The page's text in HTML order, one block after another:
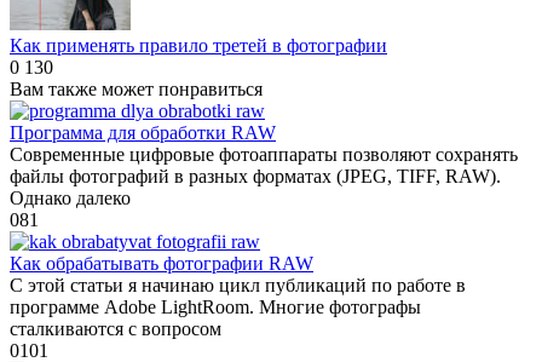
Как применять правило третей в фотографии
0 130
Вам также может понравиться
Программа для обработки RAW
Современные цифровые фотоаппараты позволяют сохранять
файлы фотографий в разных форматах (JPEG, TIFF, RAW).
Однако далеко
081
Как обрабатывать фотографии RAW
С этой статьи я начинаю цикл публикаций по работе в
программе Adobe LightRoom. Многие фотографы
сталкиваются с вопросом
0101